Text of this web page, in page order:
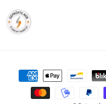
Betaalmethoden